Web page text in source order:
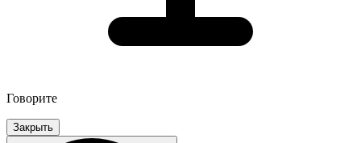
Говорите
Закрыть